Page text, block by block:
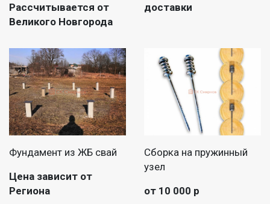
Рассчитывается от
Великого Новгорода
доставки
Фундамент из ЖБ свай
Цена зависит от
Региона
Сборка на пружинный
узел
от 10 000 р